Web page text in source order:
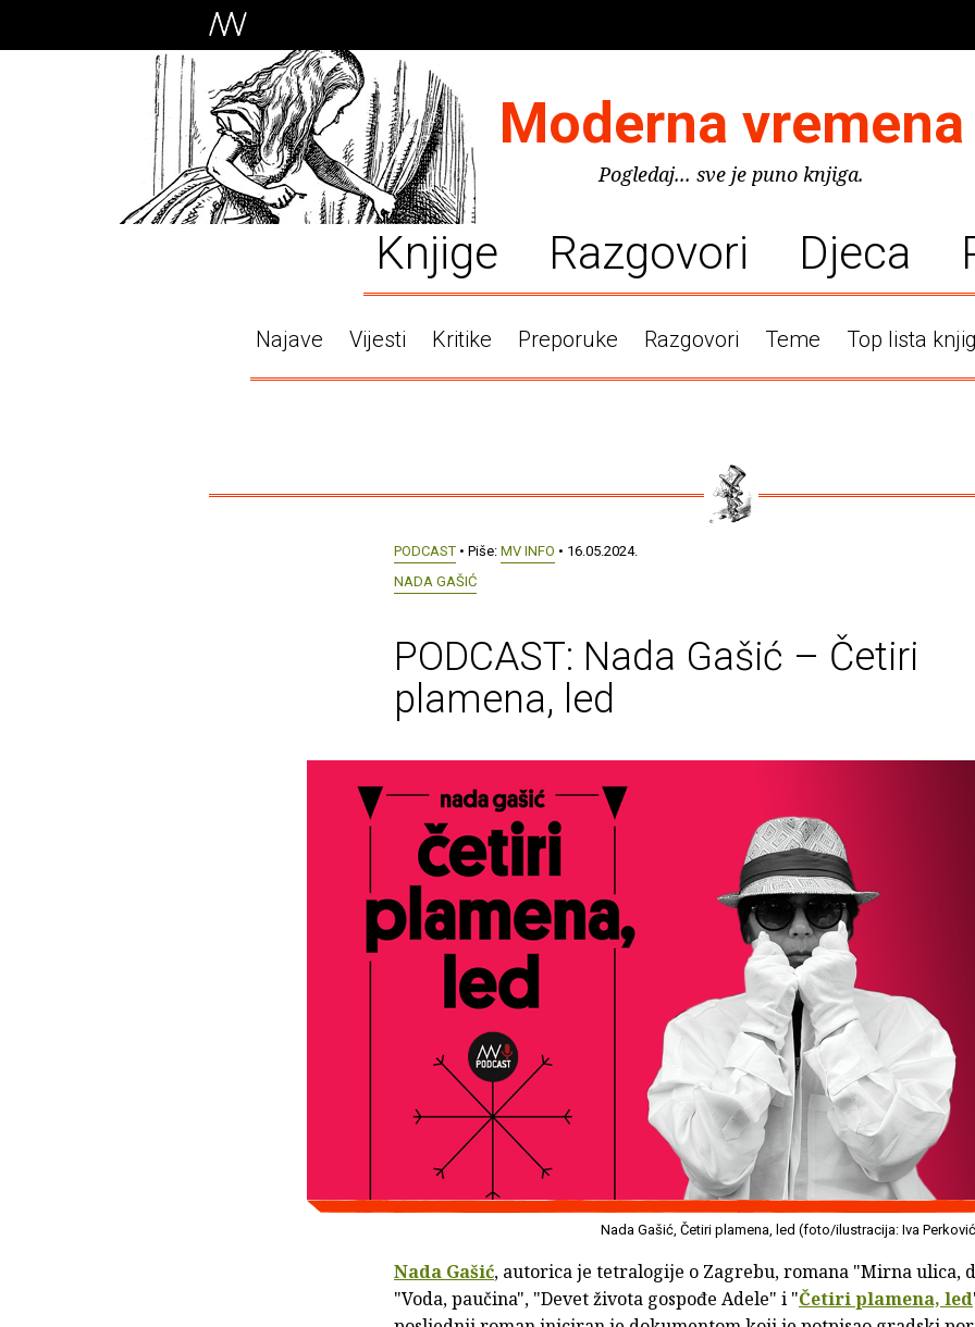
Moderna vremena
Pogledaj... sve je puno knjiga.
Knjige Razgovori Djeca
Najave Vijesti Kritike Preporuke Razgovori Teme Top lista
PODCAST • Piše: MV INFO • 16.05.2024.
NADA GAŠIĆ
PODCAST: Nada Gašić – Četiri
plamena, led
Nada Gašić, Četiri plamena, led (foto/ilustracija: Iva
Nada Gašić, autorica je tetralogije o Zagrebu, romana "Mirna ulica,
"Voda, paučina", "Devet života gospođe Adele" i "Četiri plamena, led